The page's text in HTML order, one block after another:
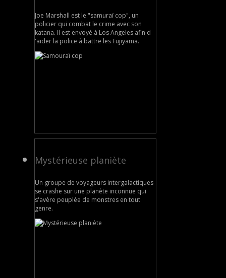
Joe Marshall est le "samuraï cop", un
policier qui combat le crime avec son
katana. Il est envoyé à Los Angeles afin d
'aider la police à battre les Fujiyama.
Mystérieuse planiète
Un groupe de voyageurs intergalactiques
se crashe sur une planète inconnue qui
s'avère peuplée de monstres en tout
genre.